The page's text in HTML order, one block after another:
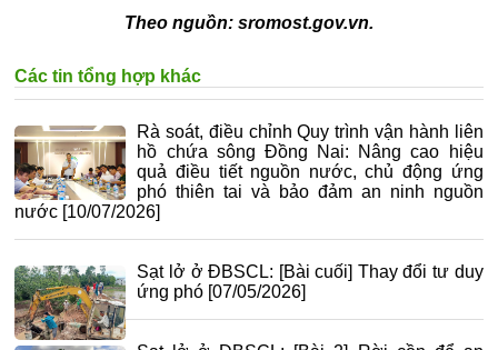
Theo nguồn: sromost.gov.vn.
Các tin tổng hợp khác
Rà soát, điều chỉnh Quy trình vận hành liên
hồ chứa sông Đồng Nai: Nâng cao hiệu
quả điều tiết nguồn nước, chủ động ứng
phó thiên tai và bảo đảm an ninh nguồn
nước [10/07/2026]
Sạt lở ở ĐBSCL: [Bài cuối] Thay đổi tư duy
ứng phó [07/05/2026]